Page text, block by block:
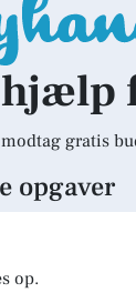
gratis
opgaver
op.